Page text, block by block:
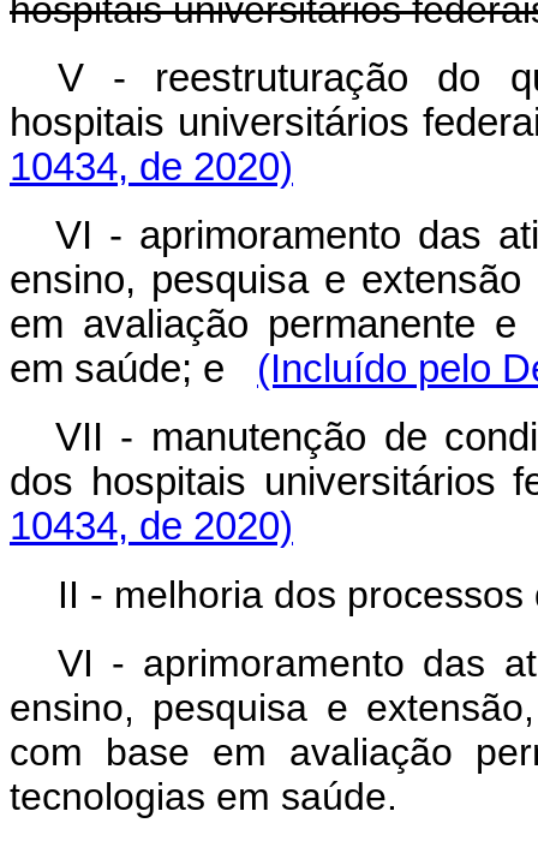
hospitais universitários
V - reestruturação do
hospitais universitários
10434, de 2020)
VI - aprimoramento das
ensino, pesquisa e
em avaliação permanente
em saúde; e
(Incluído pelo
VII - manutenção de
dos hospitais universitários
10434, de 2020)
II - melhoria dos processos
VI - aprimoramento das
ensino, pesquisa e
com base em avaliação
tecnologias em saúde.